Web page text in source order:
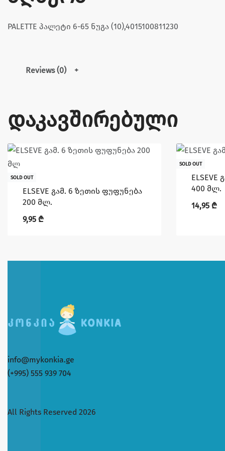
PALETTE პალეტი 6-65 ნუგა (10),4015100811230
Reviews (0)
დაკავშირებული
SOLD OUT
ELSEVE გამ. 6 ზეთის ფუფუნება
200 მლ.
9,95 ₾
SOLD OUT
400 მლ.
14,95 ₾
info@mykonkia.ge
(+995) 555 939 704
All Rights Reserved 2026